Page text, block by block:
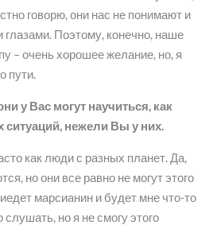
говорю, они нас не понимают и
глазами. Поэтому, конечно, наше
– очень хорошее желание, но, я
пути.
у Вас могут научиться, как
нежели Вы у них.
как люди с разных планет. Да,
но они все равно не могут этого
марсианин и будет мне что-то
слушать, но я не смогу этого